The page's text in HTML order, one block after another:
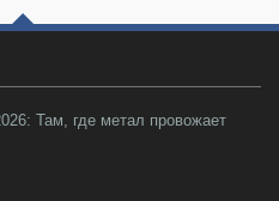
Там, где метал провожает